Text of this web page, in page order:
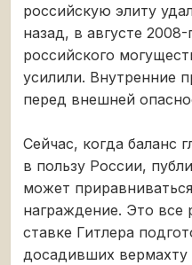
российскую элиту
назад, в августе
российского
усилили. Внутренние
перед внешней
Сейчас, когда баланс
в пользу России,
может
награждение. Это все
ставке Гитлера
досадивших вермахту